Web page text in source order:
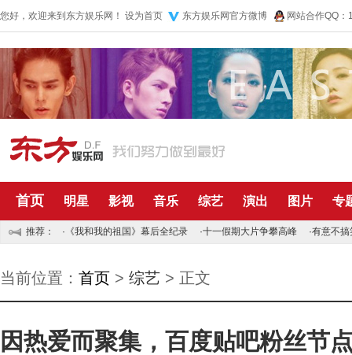
您好，欢迎来到东方娱乐网！ 设为首页 东方娱乐网官方微博 网站合作QQ
首页 明星 影视 音乐 综艺 演出 图片 专
推荐： · 《我和我的祖国》幕后全纪录 ·十一假期大片争攀高峰 ·有意不搞
当前位置： 首页 > 综艺 > 正文
因热爱而聚集，百度贴吧粉丝节